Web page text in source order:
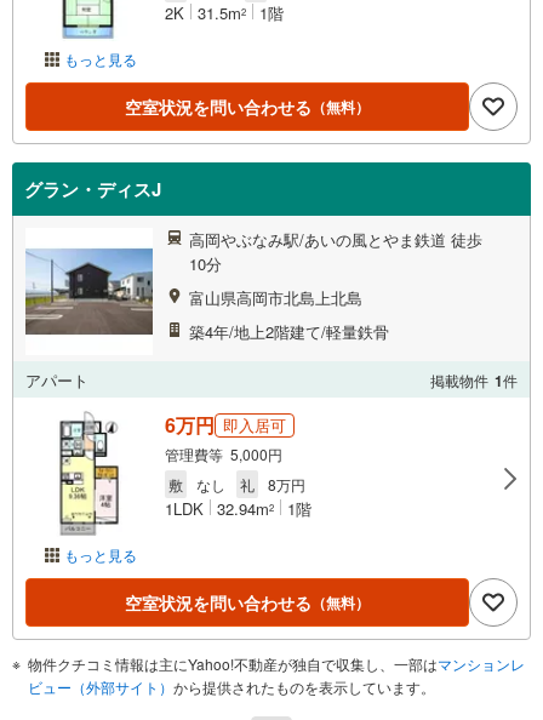
もっと見る
2K 31.5m2 1階
空室状況を問い合わせる （無料）
グラン・ディスJ
高岡やぶなみ駅/あいの風とやま鉄道 徒歩
10分
富山県高岡市北島上北島
築4年/地上2階建て/軽量鉄骨
アパート 掲載物件 1件
もっと見る
6万円 即入居可
管理費等 5,000円
敷
なし 礼 8万円
1LDK 32.94m2 1階
空室状況を問い合わせる （無料）
物件クチコミ情報は主にYahoo!不動産が独自で収集し、一部はマンションレ
ビュー（外部サイト） から提供されたものを表示しています。